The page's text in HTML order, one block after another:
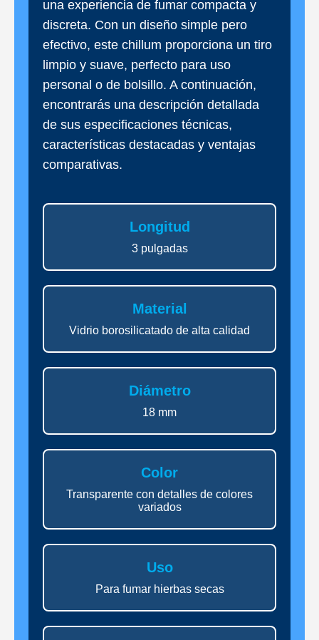
una experiencia de fumar compacta y
discreta. Con un diseño simple pero
efectivo, este chillum proporciona un tiro
limpio y suave, perfecto para uso
personal o de bolsillo. A continuación,
encontrarás una descripción detallada
de sus especificaciones técnicas,
características destacadas y ventajas
comparativas.
Longitud
3 pulgadas
Material
Vidrio borosilicatado de alta calidad
Diámetro
18 mm
Color
Transparente con detalles de colores
variados
Uso
Para fumar hierbas secas